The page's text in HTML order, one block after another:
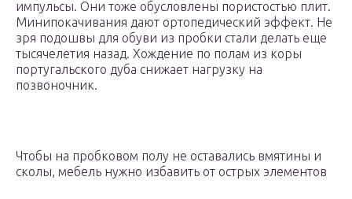
импульсы. Они тоже обусловлены пористостью плит.
Минипокачивания дают ортопедический эффект. Не
зря подошвы для обуви из пробки стали делать еще
тысячелетия назад. Хождение по полам из коры
португальского дуба снижает нагрузку на
позвоночник.
Чтобы на пробковом полу не оставались вмятины и
сколы, мебель нужно избавить от острых элементов